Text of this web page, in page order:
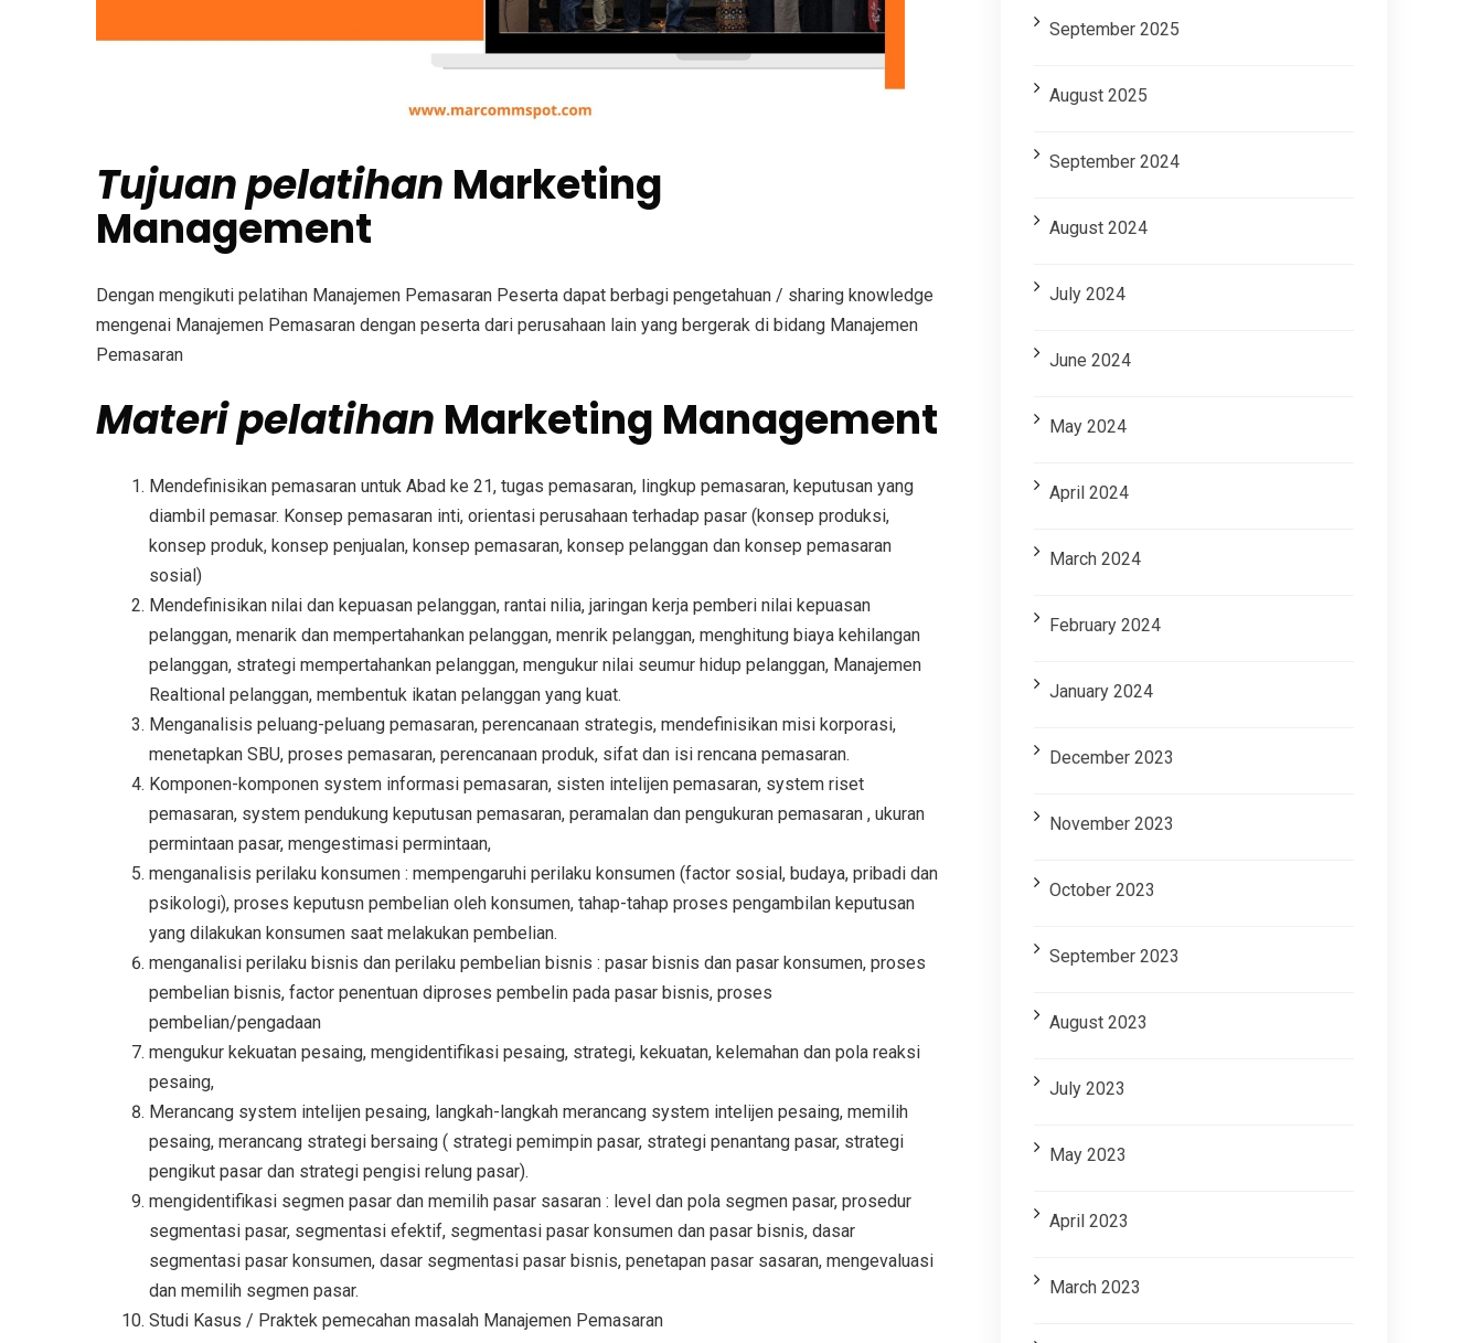
Tujuanpelatihan Marketing
Management
Dengan mengikuti pelatihan Manajemen Pemasaran Peserta dapat berbagi pengetahuan / sharing knowledge
mengenai Manajemen Pemasaran dengan peserta dari perusahaan lain yang bergerak di bidang Manajemen
Pemasaran
Materipelatihan Marketing Management
Mendefinisikan pemasaran untuk Abad ke 21, tugas pemasaran, lingkup pemasaran, keputusan yang
diambil pemasar. Konsep pemasaran inti, orientasi perusahaan terhadap pasar (konsep produksi,
konsep produk, konsep penjualan, konsep pemasaran, konsep pelanggan dan konsep pemasaran
sosial)
Mendefinisikan nilai dan kepuasan pelanggan, rantai nilia, jaringan kerja pemberi nilai kepuasan
pelanggan, menarik dan mempertahankan pelanggan, menrik pelanggan, menghitung biaya kehilangan
pelanggan, strategi mempertahankan pelanggan, mengukur nilai seumur hidup pelanggan, Manajemen
Realtional pelanggan, membentuk ikatan pelanggan yang kuat.
Menganalisis peluang-peluang pemasaran, perencanaan strategis, mendefinisikan misi korporasi,
menetapkan SBU, proses pemasaran, perencanaan produk, sifat dan isi rencana pemasaran.
Komponen-komponen system informasi pemasaran, sisten intelijen pemasaran, system riset
pemasaran, system pendukung keputusan pemasaran, peramalan dan pengukuran pemasaran , ukuran
permintaan pasar, mengestimasi permintaan,
menganalisis perilaku konsumen : mempengaruhi perilaku konsumen (factor sosial, budaya, pribadi dan
psikologi), proses keputusn pembelian oleh konsumen, tahap-tahap proses pengambilan keputusan
yang dilakukan konsumen saat melakukan pembelian.
menganalisi perilaku bisnis dan perilaku pembelian bisnis : pasar bisnis dan pasar konsumen, proses
pembelian bisnis, factor penentuan diproses pembelin pada pasar bisnis, proses
pembelian/pengadaan
mengukur kekuatan pesaing, mengidentifikasi pesaing, strategi, kekuatan, kelemahan dan pola reaksi
pesaing,
Merancang system intelijen pesaing, langkah-langkah merancang system intelijen pesaing, memilih
pesaing, merancang strategi bersaing ( strategi pemimpin pasar, strategi penantang pasar, strategi
pengikut pasar dan strategi pengisi relung pasar).
mengidentifikasi segmen pasar dan memilih pasar sasaran : level dan pola segmen pasar, prosedur
segmentasi pasar, segmentasi efektif, segmentasi pasar konsumen dan pasar bisnis, dasar
segmentasi pasar konsumen, dasar segmentasi pasar bisnis, penetapan pasar sasaran, mengevaluasi
dan memilih segmen pasar.
Studi Kasus / Praktek pemecahan masalah Manajemen Pemasaran
September 2025
August 2025
September 2024
August 2024
July 2024
June 2024
May 2024
April 2024
March 2024
February 2024
January 2024
December 2023
November 2023
October 2023
September 2023
August 2023
July 2023
May 2023
April 2023
March 2023